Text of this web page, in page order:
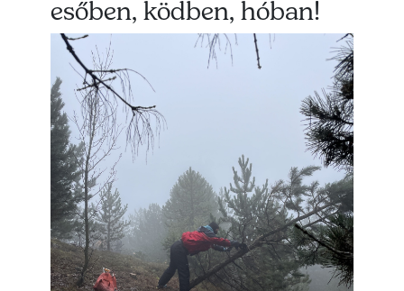
esőben, ködben, hóban!
Lead kép